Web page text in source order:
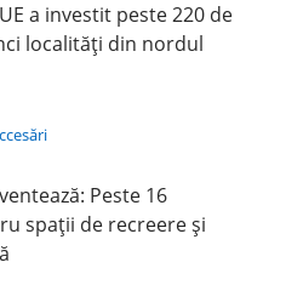
a investit peste 220 de
localități din nordul
Peste 16
spații de recreere și